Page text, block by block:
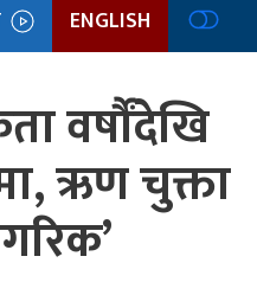
ENGLISH
वर्षौंदेखि
ऋण चुक्ता